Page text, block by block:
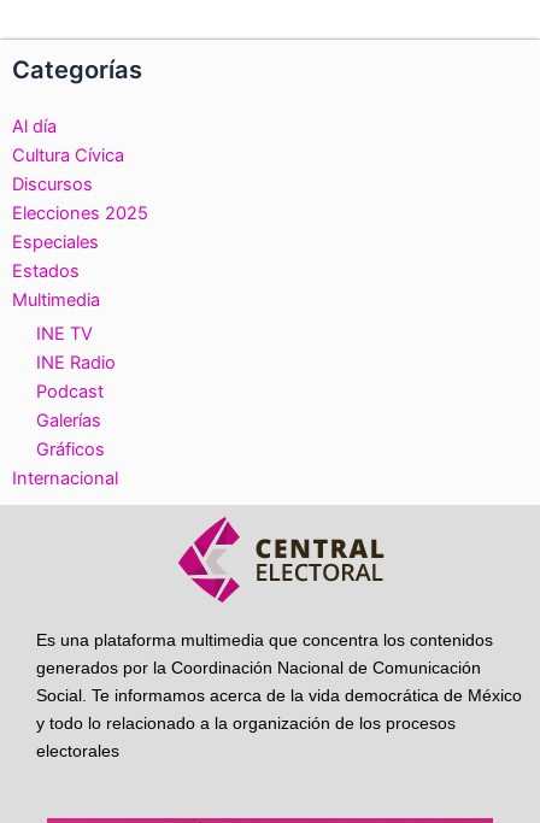
Categorías
Al día
Cultura Cívica
Discursos
Elecciones 2025
Especiales
Estados
Multimedia
INE TV
INE Radio
Podcast
Galerías
Gráficos
Internacional
Es una plataforma multimedia que concentra los contenidos
generados por la Coordinación Nacional de Comunicación
Social. Te informamos acerca de la vida democrática de México
y todo lo relacionado a la organización de los procesos
electorales